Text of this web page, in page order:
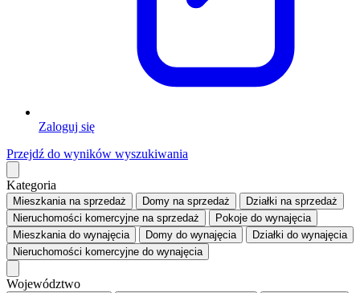
Zaloguj się
Przejdź do wyników wyszukiwania
Kategoria
Mieszkaniana sprzedaż Domy na sprzedaż Działki na sprzedaż
Nieruchomości komercyjne na sprzedaż Pokoje do wynajęcia
Mieszkaniado wynajęcia Domy do wynajęcia Działki do wynajęcia
Nieruchomości komercyjne do wynajęcia
Województwo